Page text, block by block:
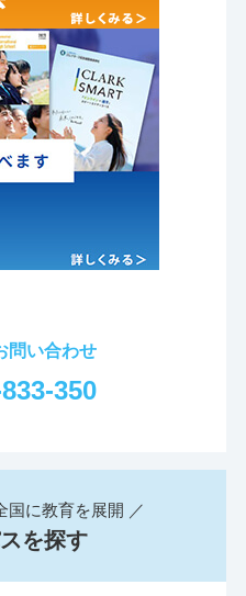
問い合わせ
350
国に教育を展開 ／
を探す